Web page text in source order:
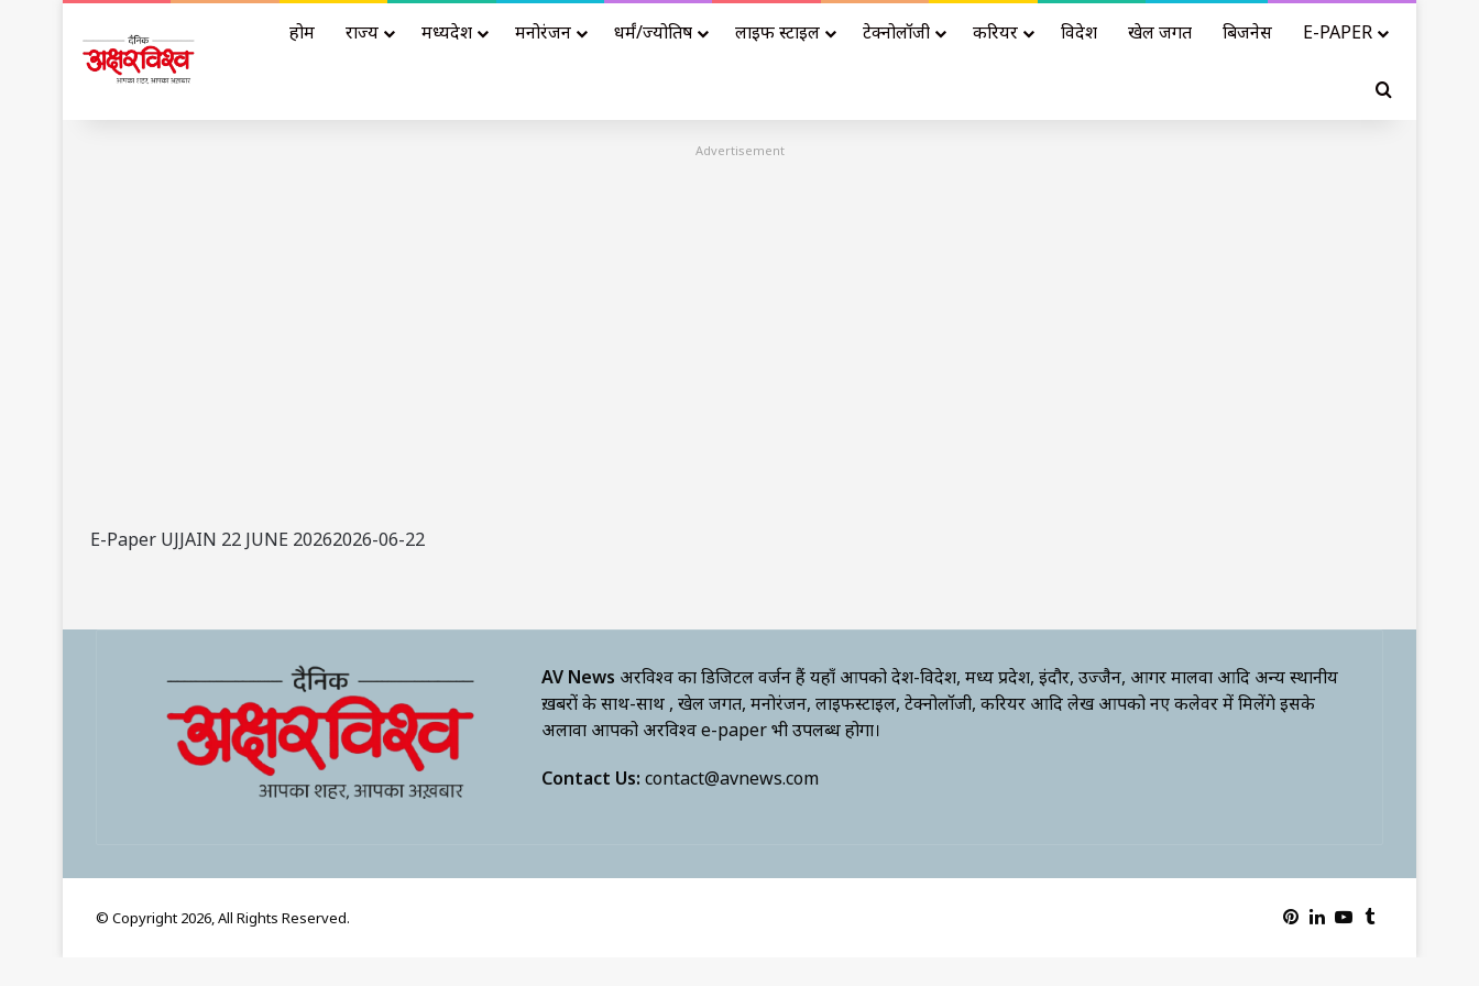
होम राज्य मध्यप्रदेश मनोरंजन धर्मं/ज्योतिष लाइफ स्टाइल टेक्नोलॉजी करियर विदेश खेल जगत बिजनेस E-PAPER
Search for
Advertisement
E-Paper UJJAIN 22 JUNE 20262026-06-22
AV News अक्षरविश्व का डिजिटल वर्जन हैं यहाँ आपको देश-विदेश, मध्य प्रदेश, इंदौर, उज्जैन, आगर मालवा आदि अन्य स्थानीय
ख़बरों के साथ-साथ , खेल जगत, मनोरंजन, लाइफस्टाइल, टेक्नोलॉजी, करियर आदि लेख आपको नए कलेवर में मिलेंगे इसके
अलावा आपको अक्षरविश्व e-paper भी उपलब्ध होगा।
Contact Us: contact@avnews.com
© Copyright 2026, All Rights Reserved. Pinterest
LinkedIn
YouTube